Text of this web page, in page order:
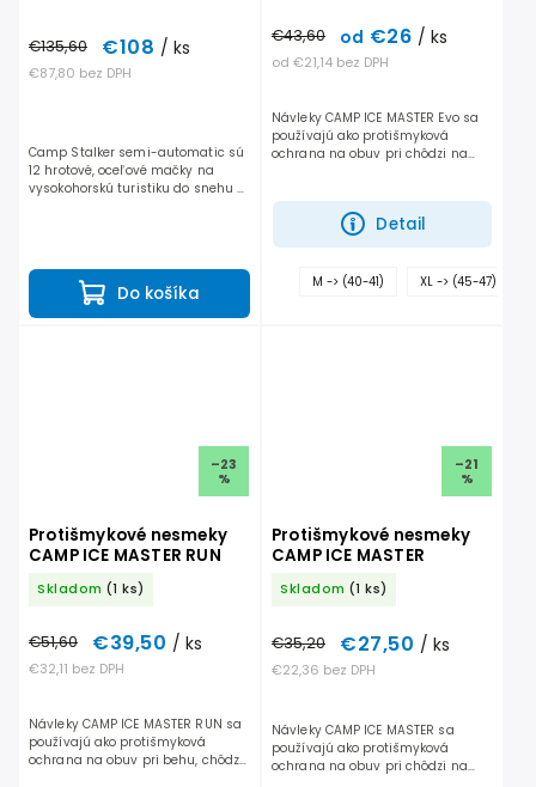
€87,80 bez DPH
€135,60 €108 / ks
Do košíka
Camp Stalker semi-automatic sú
12 hrotové, oceľové mačky na
vysokohorskú turistiku do snehu a
od €21,14 bez DPH
€43,60 od €26 / ks
Detail
Návleky CAMP ICE MASTER Evo sa
používajú ako protišmyková
ochrana na obuv pri chôdzi na
nasunutie a vyzutie, udržujú
M -> (40-41) XL -> (45-47)
–23
%
Protišmykové nesmeky
CAMP ICE MASTER RUN
Skladom (1 ks)
€32,11 bez DPH
€51,60 €39,50 / ks
Návleky CAMP ICE MASTER RUN sa
používajú ako protišmyková
ochrana na obuv pri behu, chôdzi
–21
%
Protišmykové nesmeky
CAMP ICE MASTER
Skladom (1 ks)
€22,36 bez DPH
€35,20 €27,50 / ks
Návleky CAMP ICE MASTER sa
používajú ako protišmyková
ochrana na obuv pri chôdzi na